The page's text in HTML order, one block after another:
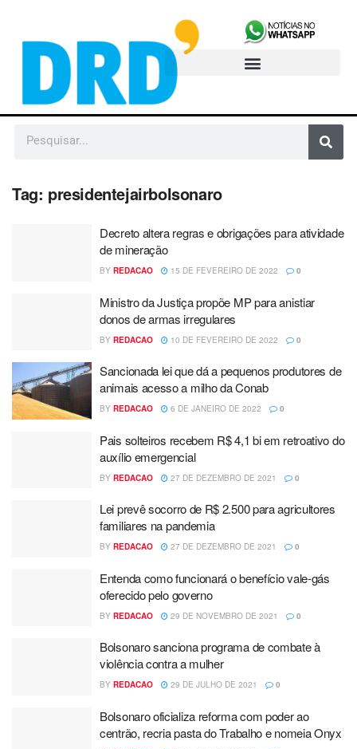
Tag: presidentejairbolsonaro
Decreto altera regras e obrigações para atividade
de mineração
BY REDACAO 15 DE FEVEREIRO DE 2022 0
Ministro da Justiça propõe MP para anistiar
donos de armas irregulares
BY REDACAO 10 DE FEVEREIRO DE 2022 0
Sancionada lei que dá a pequenos produtores de
animais acesso a milho da Conab
BY REDACAO 6 DE JANEIRO DE 2022 0
Pais solteiros recebem R$ 4,1 bi em retroativo do
auxílio emergencial
BY REDACAO 27 DE DEZEMBRO DE 2021 0
Lei prevê socorro de R$ 2.500 para agricultores
familiares na pandemia
BY REDACAO 27 DE DEZEMBRO DE 2021 0
Entenda como funcionará o benefício vale-gás
oferecido pelo governo
BY REDACAO 29 DE NOVEMBRO DE 2021 0
Bolsonaro sanciona programa de combate à
violência contra a mulher
BY REDACAO 29 DE JULHO DE 2021 0
Bolsonaro oficializa reforma com poder ao
centrão, recria pasta do Trabalho e nomeia Onyx